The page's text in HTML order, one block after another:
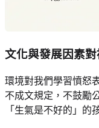
文化與發展因素
環境對我們學習憤怒
不成文規定，不鼓勵
「生氣是不好的」的